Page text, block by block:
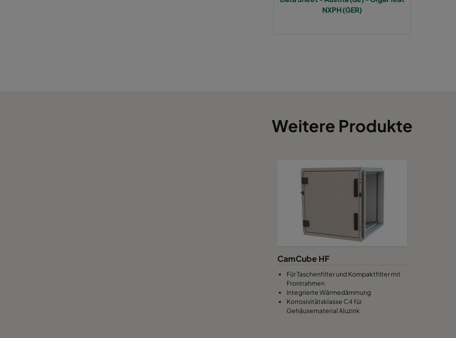
NXPH (GER)
Weitere Produkte
CamCube HF
Für Taschenfilter und Kompaktfilter mit
Frontrahmen
Integrierte Wärmedämmung
Korrosivitätsklasse C4 für
Gehäusematerial Aluzink